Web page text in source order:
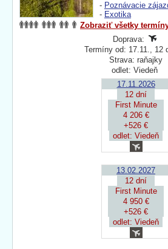
- Poznávacie
- Exotika
Zobraziť všetky
Doprava:
Termíny od: 17.11., 12
Strava: raňajky
odlet: Viedeň
17.11.2026
12 dní
First Minute
4 206 €
+526 €
odlet: Viedeň
13.02.2027
12 dní
First Minute
4 950 €
+526 €
odlet: Viedeň